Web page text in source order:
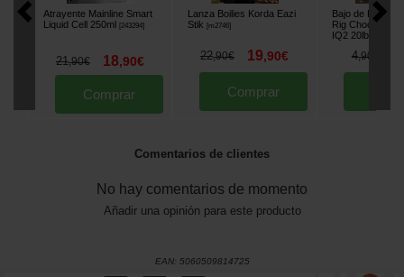
Atrayente Mainline Smart
Liquid Cell 250ml [243294]
21,90€ 18,90€
Comprar
Lanza Boilies Korda Eazi
Stik [m2746]
22,90€ 19,90€
Comprar
Bajo de Línea
Rig Choddy
IQ2 20lbs
4,90
Comentarios de clientes
No hay comentarios de momento
Añadir una opinión para este producto
EAN: 5060509814725